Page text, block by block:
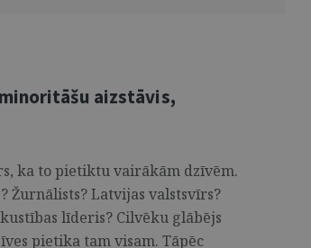
aizstāvis,
ka to pietiktu vairākām dzīvēm.
Žurnālists? Latvijas valstsvīrs?
līderis? Cilvēku glābējs
pietika tam visam. Tāpēc